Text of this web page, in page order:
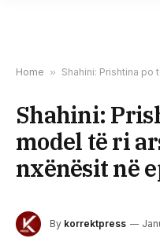
Home » Shahini: Prishtina po
Shahini:
model të ri
nxënësit në
By korrektpress